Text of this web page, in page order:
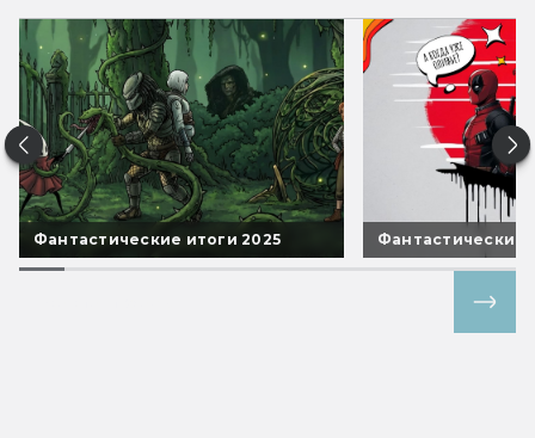
Фантастические итоги 2025 Фантастические